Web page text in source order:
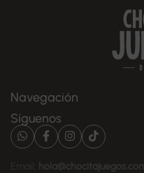
Navegación
Síguenos
Email: